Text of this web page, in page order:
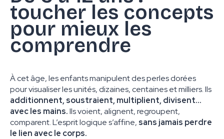
toucher les concepts
pour mieux les
comprendre
À cet âge, les enfants manipulent des perles dorées
pour visualiser les unités, dizaines, centaines et milliers. Ils
additionnent, soustraient, multiplient, divisent…
avec les mains.Ils voient, alignent, regroupent,
comparent. L’esprit logique s’affine, sans jamais perdre
le lien avec le corps.